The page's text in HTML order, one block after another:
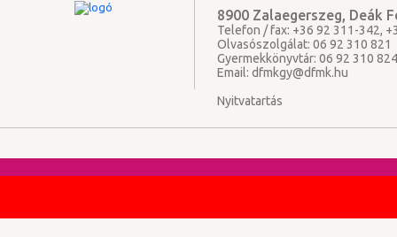
8900 Zalaegerszeg, Deák
Telefon / fax: +36 92 311-342,
Olvasószolgálat: 06 92 310 821
Gyermekkönyvtár: 06 92 310
Email:dfmkgy@dfmk.hu
Nyitvatartás